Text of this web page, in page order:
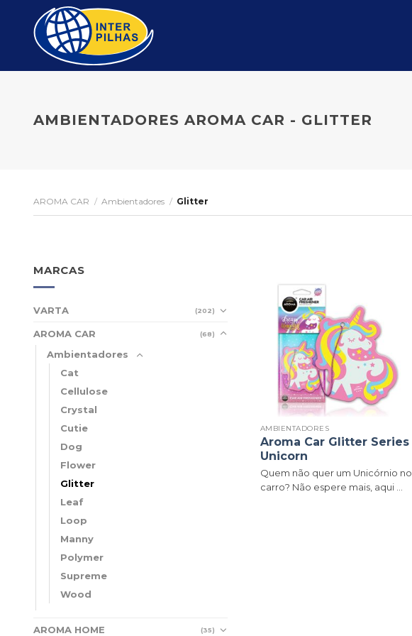
content
AMBIENTADORES AROMA CAR - GLITTER
AROMA CAR / Ambientadores / Glitter
MARCAS
VARTA (202)
AROMA CAR (68)
Ambientadores
Cat
Cellulose
Crystal
Cutie
Dog
Flower
Glitter
Leaf
Loop
Manny
Polymer
Supreme
Wood
AROMA HOME (35)
AMBIENTADORES
Aroma Car Glitter Series
Unicorn
Quem não quer um Unicórnio no
carro? Não espere mais, aqui ...